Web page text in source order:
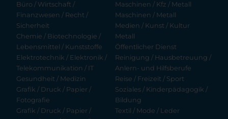
Büro / Wirtschaft /
Finanzwesen / Recht /
Sicherheit
Chemie / Biotechnologie /
Lebensmittel / Kunststoffe
Elektrotechnik / Elektronik /
Telekommunikation / IT
Gesundheit / Medizin
Grafik / Druck / Papier /
Fotografie
Grafik / Druck / Papier /
Maschinen / Kfz / Metall
Maschinen / Metall
Medien / Kunst / Kultur
Metall
Öffentlicher Dienst
Reinigung / Hausbetreuung /
Anlern- und Hilfsberufe
Reise / Freizeit / Sport
Soziales / Kinderpädagogik /
Bildung
Textil / Mode / Leder